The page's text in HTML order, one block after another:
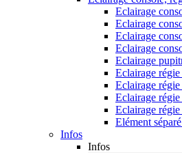
Eclairage
Eclairage
Eclairage
Eclairage
Eclairage
Eclairage
Eclairage régie
Eclairage
Eclairage
Elément
Infos
Infos